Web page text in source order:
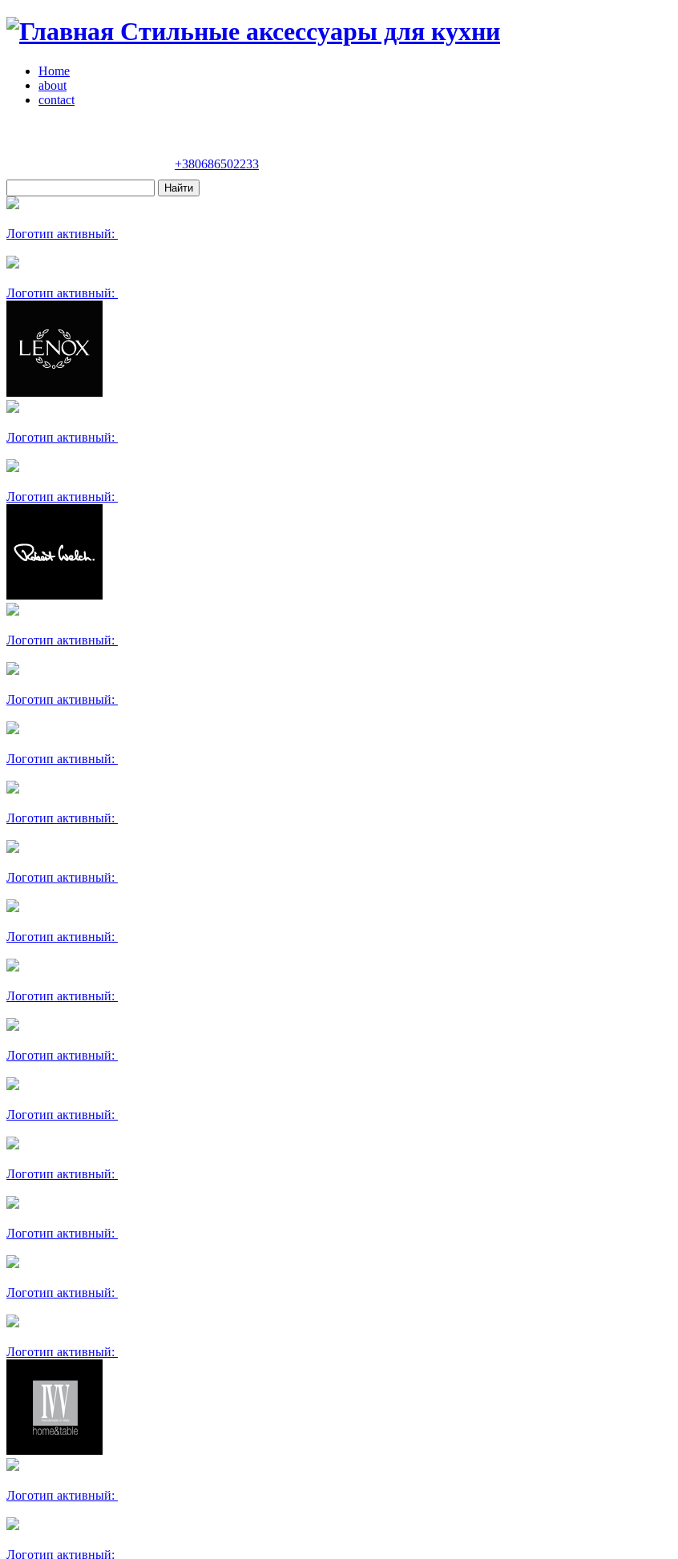
Стильные аксессуары для кухни
Home
about
contact
+380686502233
Логотип активный:
Логотип активный:
Логотип активный:
Логотип активный:
Логотип активный:
Логотип активный:
Логотип активный:
Логотип активный:
Логотип активный:
Логотип активный:
Логотип активный:
Логотип активный:
Логотип активный:
Логотип активный:
Логотип активный:
Логотип активный:
Логотип активный:
Логотип активный:
Логотип активный: